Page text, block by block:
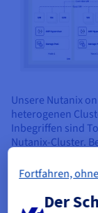
Unsere Nutanix
heterogenen
Inbegriffen sind
Nutanix-Cluster.
Sie
Fortfahren,
Der